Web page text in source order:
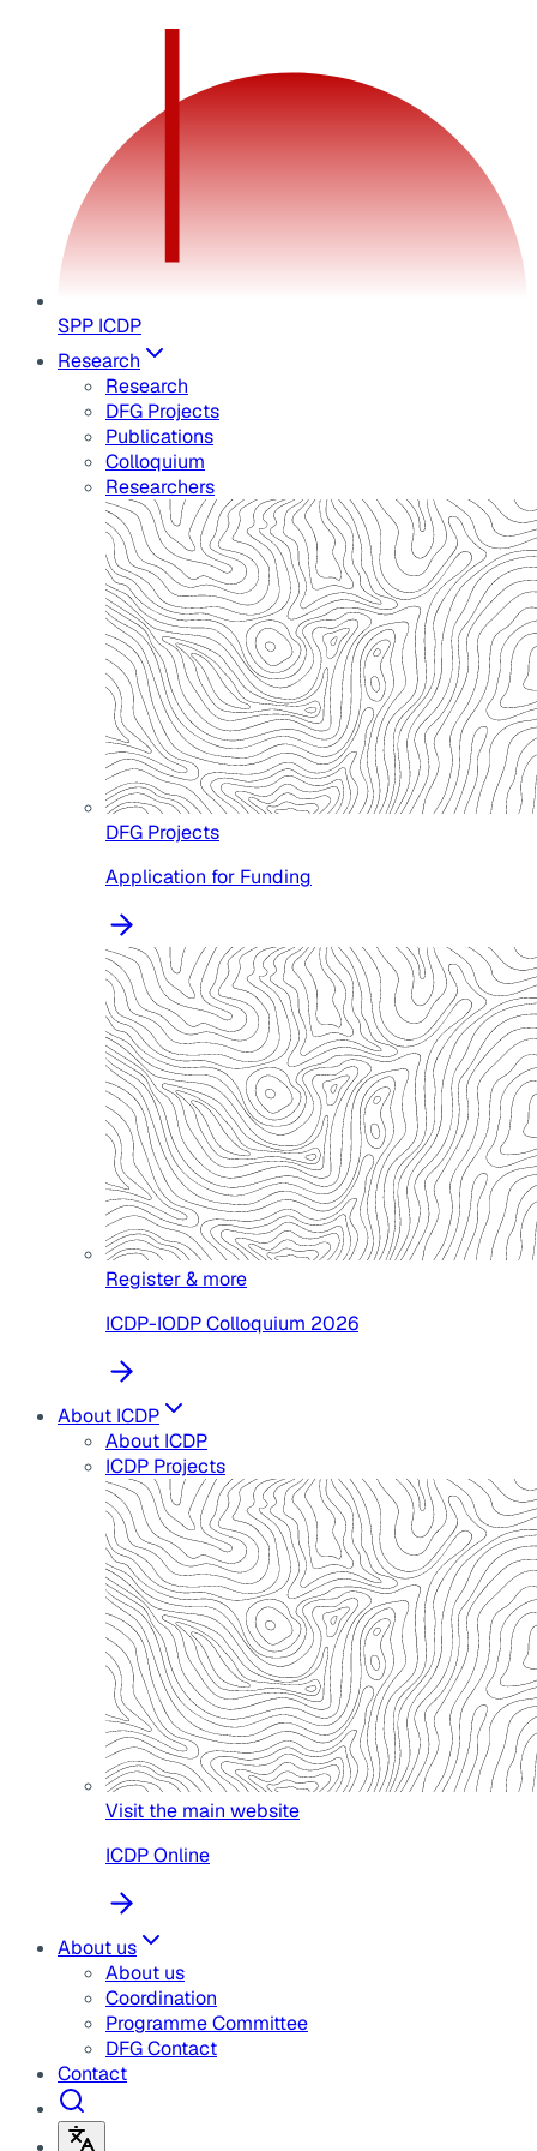
SPP ICDP
Research
Research
DFG Projects
Publications
Colloquium
Researchers
DFG Projects
Application for Funding
Register & more
ICDP-IODP Colloquium 2026
About ICDP
About ICDP
ICDP Projects
Visit the main website
ICDP Online
About us
About us
Coordination
Programme Committee
DFG Contact
Contact